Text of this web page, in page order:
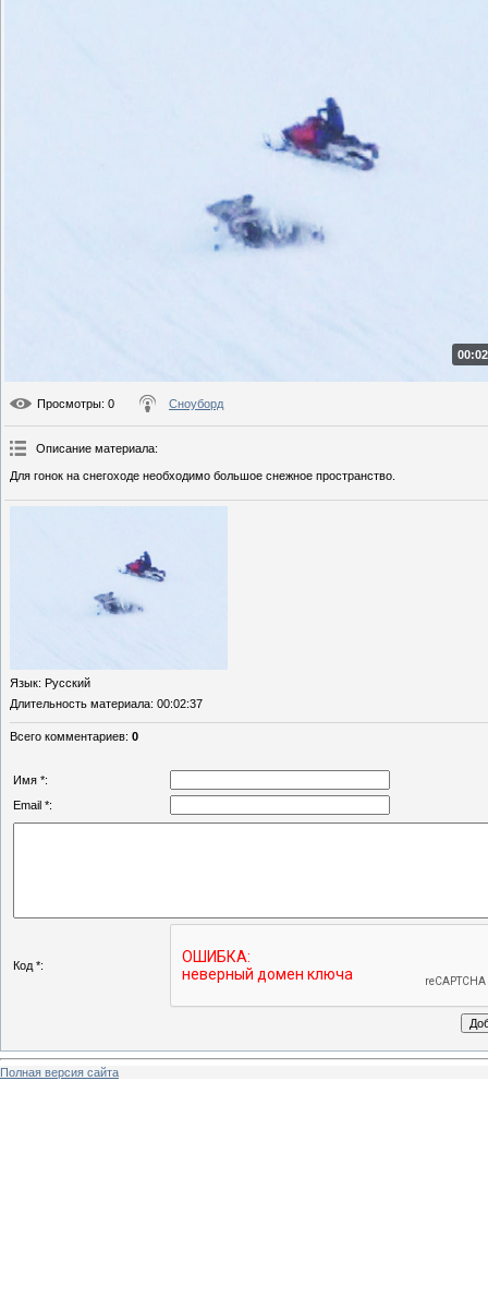
Просмотры: 0 Сноуборд
Описание материала:
Для гонок на снегоходе необходимо большое снежное пространство.
Язык: Русский
Длительность материала: 00:02:37
Всего комментариев: 0
Имя *:
Email *:
Код *:
Полная версия сайта